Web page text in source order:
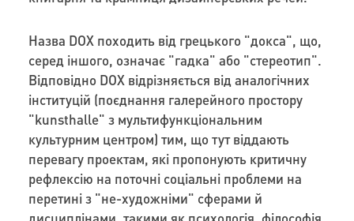
Назва DOX походить від грецького "докса", що,
серед іншого, означає "гадка" або "стереотип".
Відповідно DOX відрізняється від аналогічних
інституцій (поєднання галерейного простору
"kunsthalle" з мультифункціональним
культурним центром) тим, що тут віддають
перевагу проектам, які пропонують критичну
рефлексію на поточні соціальні проблеми на
перетині з "не-художніми" сферами й
дисциплінами, такими як психологія, філософія,